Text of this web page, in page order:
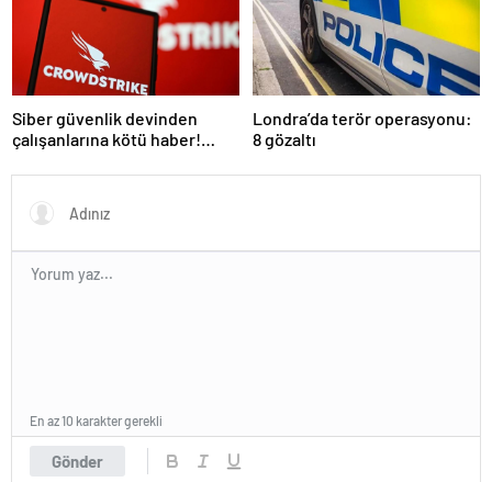
Siber güvenlik devinden
çalışanlarına kötü haber!
Londra’da terör operasyonu:
8 gözaltı
Gönder
En az 10 karakter gerekli